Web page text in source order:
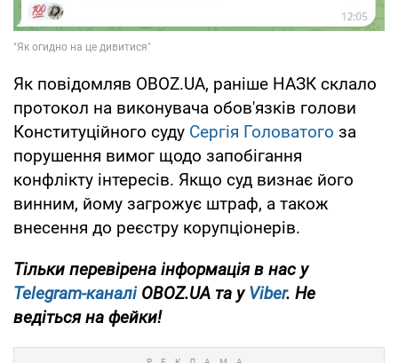
Як повідомляв OBOZ.UA, раніше НАЗК склало
протокол на виконувача обов'язків голови
Конституційного суду Сергія Головатого за
порушення вимог щодо запобігання
конфлікту інтересів. Якщо суд визнає його
винним, йому загрожує штраф, а також
внесення до реєстру корупціонерів.
Тільки перевірена інформація в нас у
Telegram-каналіOBOZ.UA та уViber. Не
ведіться на фейки!